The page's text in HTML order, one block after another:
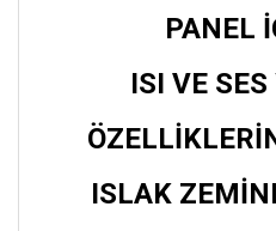
PANEL
ISI VE
ISLAK